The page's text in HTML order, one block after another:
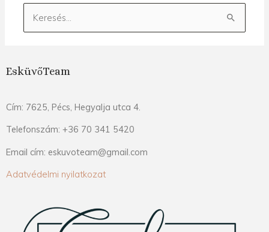
Keresés:
EsküvőTeam
Cím: 7625, Pécs, Hegyalja utca 4.
Telefonszám: +36 70 341 5420
Email cím: eskuvoteam@gmail.com
Adatvédelmi nyilatkozat